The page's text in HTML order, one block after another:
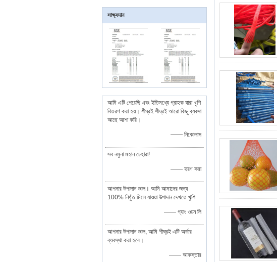
সাক্ষ্যদান
আমি এটি পেয়েছি এবং ইতিমধ্যে গ্রাহক যারা খুশি
বিতরণ করা হয়। শীঘ্রই শীঘ্রই আরো কিছু ব্যবসা
আছে আশা করি।
—— নিকোলাস
সব নমুনা মহান চেহারা!
—— হরণ করা
আপনার উপাদান ভাল। আমি আমাদের জন্য
100% নিখুঁত মিলে যাওয়া উপাদান দেখতে খুশি
—— গ্যাং ওয়ন লি
আপনার উপাদান ভাল, আমি শীঘ্রই এটি অর্ডার
ব্যবস্থা করা হবে।
—— আকস্তার